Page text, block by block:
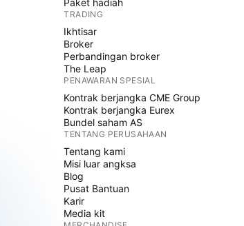
Paket hadiah
TRADING
Ikhtisar
Broker
Perbandingan broker
The Leap
PENAWARAN SPESIAL
Kontrak berjangka CME Group
Kontrak berjangka Eurex
Bundel saham AS
TENTANG PERUSAHAAN
Tentang kami
Misi luar angksa
Blog
Pusat Bantuan
Karir
Media kit